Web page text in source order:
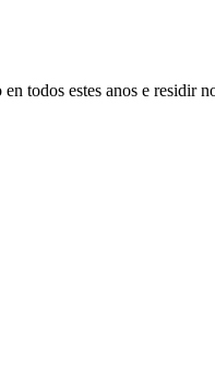
todos estes anos e residir